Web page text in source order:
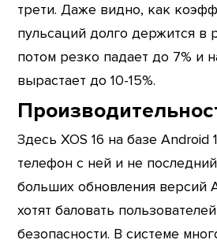
трети. Даже видно, как
пульсаций долго держится в
потом резко падает до 7% и
вырастает до 10-15%.
Здесь XOS 16 на базе
телефон с ней и не
больших обновления версий
хотят баловать
безопасности. В системе